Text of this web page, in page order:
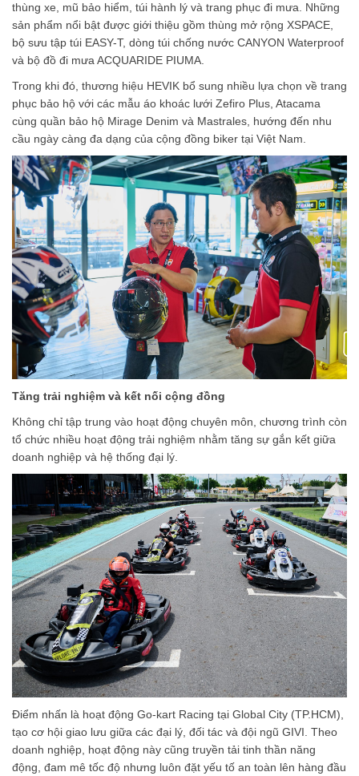
thùng xe, mũ bảo hiểm, túi hành lý và trang phục đi mưa. Những
sản phẩm nổi bật được giới thiệu gồm thùng mở rộng XSPACE,
bộ sưu tập túi EASY-T, dòng túi chống nước CANYON Waterproof
và bộ đồ đi mưa ACQUARIDE PIUMA.
Trong khi đó, thương hiệu HEVIK bổ sung nhiều lựa chọn về trang
phục bảo hộ với các mẫu áo khoác lưới Zefiro Plus, Atacama
cùng quần bảo hộ Mirage Denim và Mastrales, hướng đến nhu
cầu ngày càng đa dạng của cộng đồng biker tại Việt Nam.
Tăng trải nghiệm và kết nối cộng đồng
Không chỉ tập trung vào hoạt động chuyên môn, chương trình còn
tổ chức nhiều hoạt động trải nghiệm nhằm tăng sự gắn kết giữa
doanh nghiệp và hệ thống đại lý.
Điểm nhấn là hoạt động Go-kart Racing tại Global City (TP.HCM),
tạo cơ hội giao lưu giữa các đại lý, đối tác và đội ngũ GIVI. Theo
doanh nghiệp, hoạt động này cũng truyền tải tinh thần năng
động, đam mê tốc độ nhưng luôn đặt yếu tố an toàn lên hàng đầu